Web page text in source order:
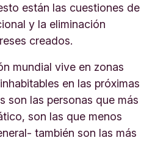
están las cuestiones de
y la eliminación
creados.
mundial vive en zonas
en las próximas
son las personas que más
son las que menos
también son las más